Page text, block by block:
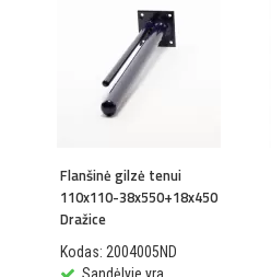
Flanšinė gilzė tenui
110x110-38x550+18x450
Dražice
Kodas: 2004005ND